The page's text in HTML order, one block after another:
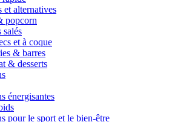
et alternatives
popcorn
salés
et à coque
& barres
& desserts
énergisantes
pour le sport et le bien-être